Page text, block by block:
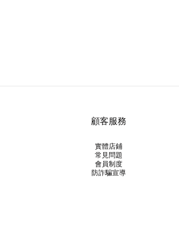
顧客服務
實體店鋪
常見問題
會員制度
防詐騙宣導